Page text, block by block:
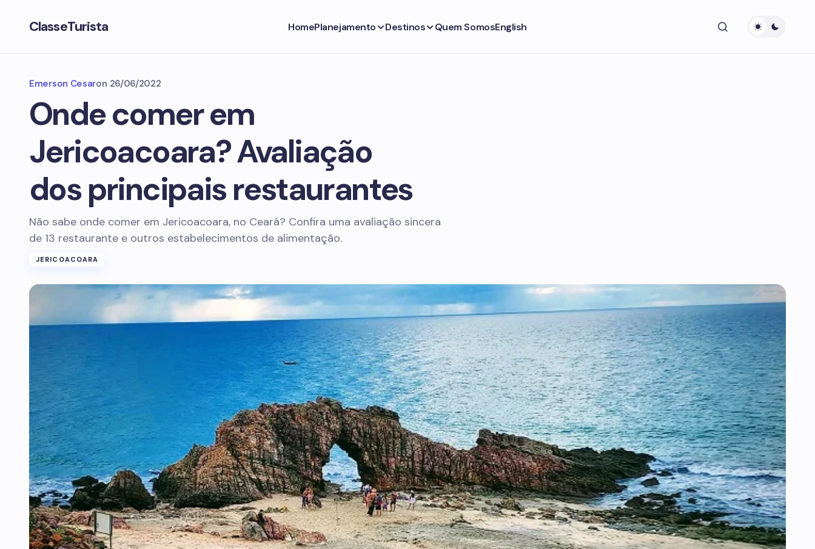
ClasseTurista HomePlanejamento Destinos Quem SomosEnglish
Emerson Cesaron 26/06/2022
Onde comer em
Jericoacoara? Avaliação
dos principais restaurantes
Não sabe onde comer em Jericoacoara, no Ceará? Confira uma avaliação sincera
de 13 restaurante e outros estabelecimentos de alimentação.
JERICOACOARA